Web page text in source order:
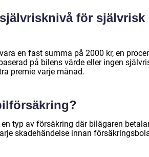
för självrisk
en fast summa på 2000 kr, en
på bilens värde eller ingen
premie varje månad.
typ av försäkring där bilägaren
skadehändelse innan